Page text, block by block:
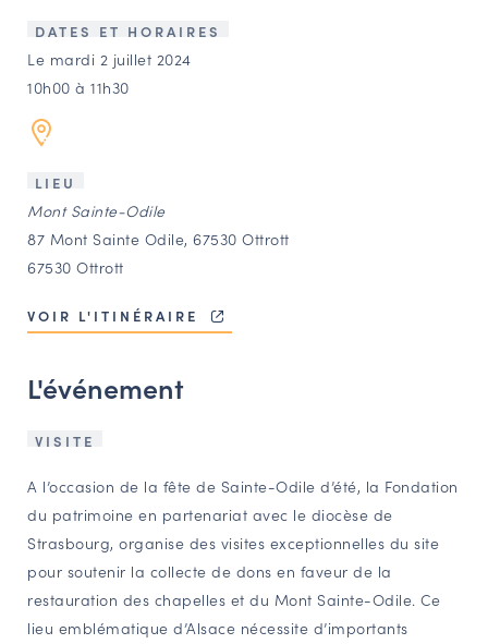
CONTACT
Agenda
Annuaire
Ressources
BOURSE D’ÉCHANGE
CARTES DES NAUDIN
Espace acteurs
NAVIGATION FILTRÉE « ACTEURS »
PORTAIL CULTURE
Comité d'Histoire Régionale
DATES ET HORAIRES
Le mardi 2 juillet 2024
10h00 à 11h30
LIEU
Mont Sainte-Odile
87 Mont Sainte Odile, 67530 Ottrott
67530 Ottrott
VOIR L'ITINÉRAIRE
L'événement
VISITE
A l’occasion de la fête de Sainte-Odile d’été, la Fondation
du patrimoine en partenariat avec le diocèse de
Strasbourg, organise des visites exceptionnelles du site
pour soutenir la collecte de dons en faveur de la
restauration des chapelles et du Mont Sainte-Odile. Ce
lieu emblématique d’Alsace nécessite d’importants